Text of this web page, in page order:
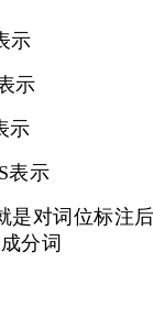
示
示
示
示
对词位标注
分词